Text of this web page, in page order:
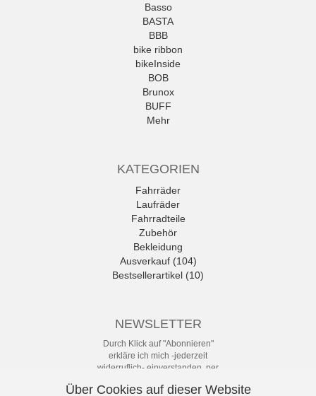
Basso
BASTA
BBB
bike ribbon
bikeInside
BOB
Brunox
BUFF
Mehr
KATEGORIEN
Fahrräder
Laufräder
Fahrradteile
Zubehör
Bekleidung
Ausverkauf (104)
Bestsellerartikel (10)
NEWSLETTER
Durch Klick auf "Abonnieren"
erkläre ich mich -jederzeit
widerruflich- einverstanden, per
Abständen über Angebote und
Über Cookies auf dieser Website